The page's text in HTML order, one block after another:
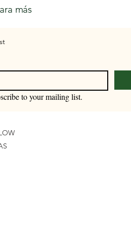
más
to your mailing list.